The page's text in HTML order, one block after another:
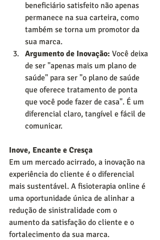
beneficiário satisfeito não apenas
permanece na sua carteira, como
também se torna um promotor da
sua marca.
Argumento de Inovação: Você deixa
de ser "apenas mais um plano de
saúde" para ser "o plano de saúde
que oferece tratamento de ponta
que você pode fazer de casa". É um
diferencial claro, tangível e fácil de
comunicar.
Inove, Encante e Cresça
Em um mercado acirrado, a inovação na
experiência do cliente é o diferencial
mais sustentável. A fisioterapia online é
uma oportunidade única de alinhar a
redução de sinistralidade com o
aumento da satisfação do cliente e o
fortalecimento da sua marca.